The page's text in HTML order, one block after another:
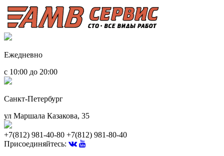
Ежедневно
с 10:00 до 20:00
Санкт-Петербург
ул Маршала Казакова, 35
+7(812) 981-40-80 +7(812) 981-80-40
Присоединяйтесь: